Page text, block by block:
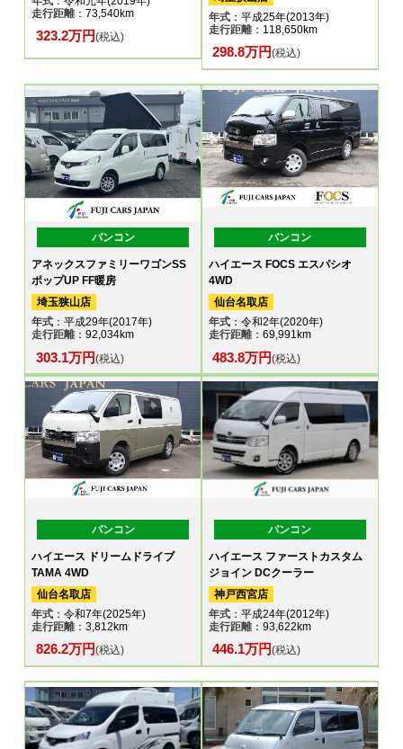
走行距離：73,540km
323.2万円(税込)
年式：平成25年(2013年)
走行距離：118,650km
298.8万円(税込)
バンコン
アネックスファミリーワゴンSS
ポップUP FF暖房
埼玉狭山店
年式 ：平成29年(2017年)
走行距離：92,034km
303.1万円(税込)
バンコン
ハイエース FOCS エスパシオ
4WD
仙台名取店
年式：令和2年(2020年)
走行距離：69,991km
483.8万円(税込)
バンコン
ハイエース ドリームドライブ
TAMA 4WD
仙台名取店
年式 ：令和7年(2025年)
走行距離：3,812km
826.2万円(税込)
バンコン
ハイエース ファーストカスタム
ジョイン DCクーラー
神戸西宮店
年式：平成24年(2012年)
走行距離：93,622km
446.1万円(税込)